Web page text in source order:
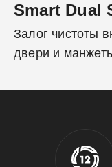
Smart Dual
Залог чистоты
двери и